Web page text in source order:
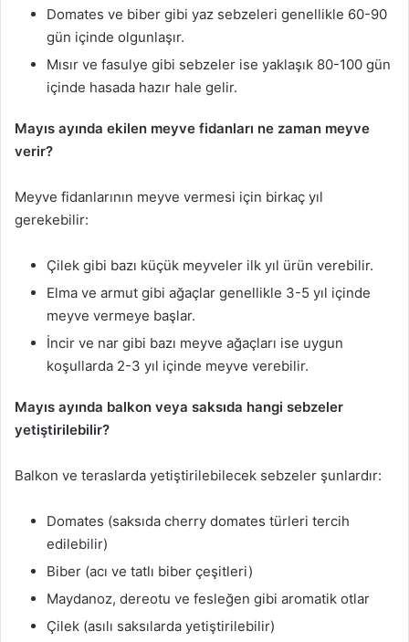
Domates ve biber gibi yaz sebzeleri genellikle 60-90
gün içinde olgunlaşır.
Mısır ve fasulye gibi sebzeler ise yaklaşık 80-100 gün
içinde hasada hazır hale gelir.
Mayıs ayında ekilen meyve fidanları ne zaman meyve
verir?
Meyve fidanlarının meyve vermesi için birkaç yıl
gerekebilir:
Çilek gibi bazı küçük meyveler ilk yıl ürün verebilir.
Elma ve armut gibi ağaçlar genellikle 3-5 yıl içinde
meyve vermeye başlar.
İncir ve nar gibi bazı meyve ağaçları ise uygun
koşullarda 2-3 yıl içinde meyve verebilir.
Mayıs ayında balkon veya saksıda hangi sebzeler
yetiştirilebilir?
Balkon ve teraslarda yetiştirilebilecek sebzeler şunlardır:
Domates (saksıda cherry domates türleri tercih
edilebilir)
Biber (acı ve tatlı biber çeşitleri)
Maydanoz, dereotu ve fesleğen gibi aromatik otlar
Çilek (asılı saksılarda yetiştirilebilir)